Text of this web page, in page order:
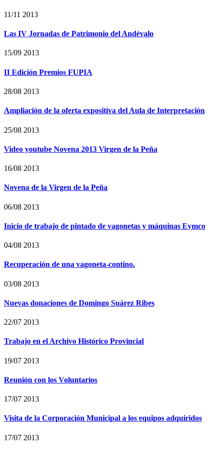
11/11 2013
Las IV Jornadas de Patrimonio del Andévalo
15/09 2013
II Edición Premios FUPIA
28/08 2013
Ampliación de la oferta expositiva del Aula de Interpretación
25/08 2013
Video youtube Novena 2013 Virgen de la Peña
16/08 2013
Novena de la Virgen de la Peña
06/08 2013
Inicio de trabajo de pintado de vagonetas y máquinas Eymco
04/08 2013
Recuperación de una vagoneta-contino.
03/08 2013
Nuevas donaciones de Domingo Suárez Ribes
22/07 2013
Trabajo en el Archivo Histórico Provincial
19/07 2013
Reunión con los Voluntarios
17/07 2013
Visita de la Corporación Municipal a los equipos adquiridos
17/07 2013